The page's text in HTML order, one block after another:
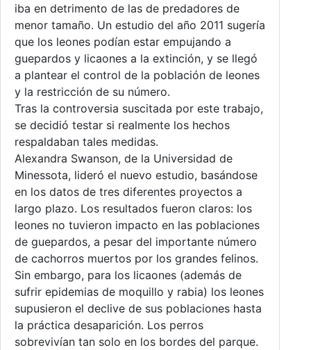
iba en detrimento de las de predadores de
menor tamaño. Un estudio del año 2011 sugería
que los leones podían estar empujando a
guepardos y licaones a la extinción, y se llegó
a plantear el control de la población de leones
y la restricción de su número.
Tras la controversia suscitada por este trabajo,
se decidió testar si realmente los hechos
respaldaban tales medidas.
Alexandra Swanson, de la Universidad de
Minessota, lideró el nuevo estudio, basándose
en los datos de tres diferentes proyectos a
largo plazo. Los resultados fueron claros: los
leones no tuvieron impacto en las poblaciones
de guepardos, a pesar del importante número
de cachorros muertos por los grandes felinos.
Sin embargo, para los licaones (además de
sufrir epidemias de moquillo y rabia) los leones
supusieron el declive de sus poblaciones hasta
la práctica desaparición. Los perros
sobrevivían tan solo en los bordes del parque.